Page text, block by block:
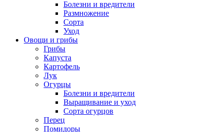
Болезни и вредители
Размножение
Сорта
Уход
Овощи и грибы
Грибы
Капуста
Картофель
Лук
Огурцы
Болезни и вредители
Выращивание и уход
Сорта огурцов
Перец
Помидоры